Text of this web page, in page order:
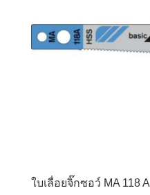
ใบเลื่อยจิ๊กซอว์ MA 118 A